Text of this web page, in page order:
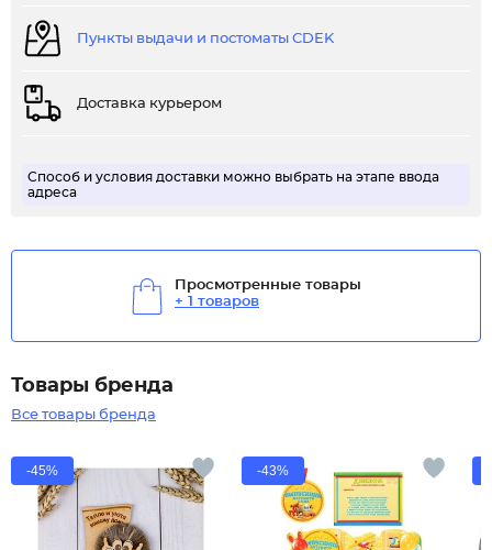
Пункты выдачи и постоматы CDEK
Доставка курьером
Способ и условия доставки можно выбрать на этапе ввода
адреса
Просмотренные товары
+ 1 товаров
Товары бренда
Все товары бренда
-45% -43%